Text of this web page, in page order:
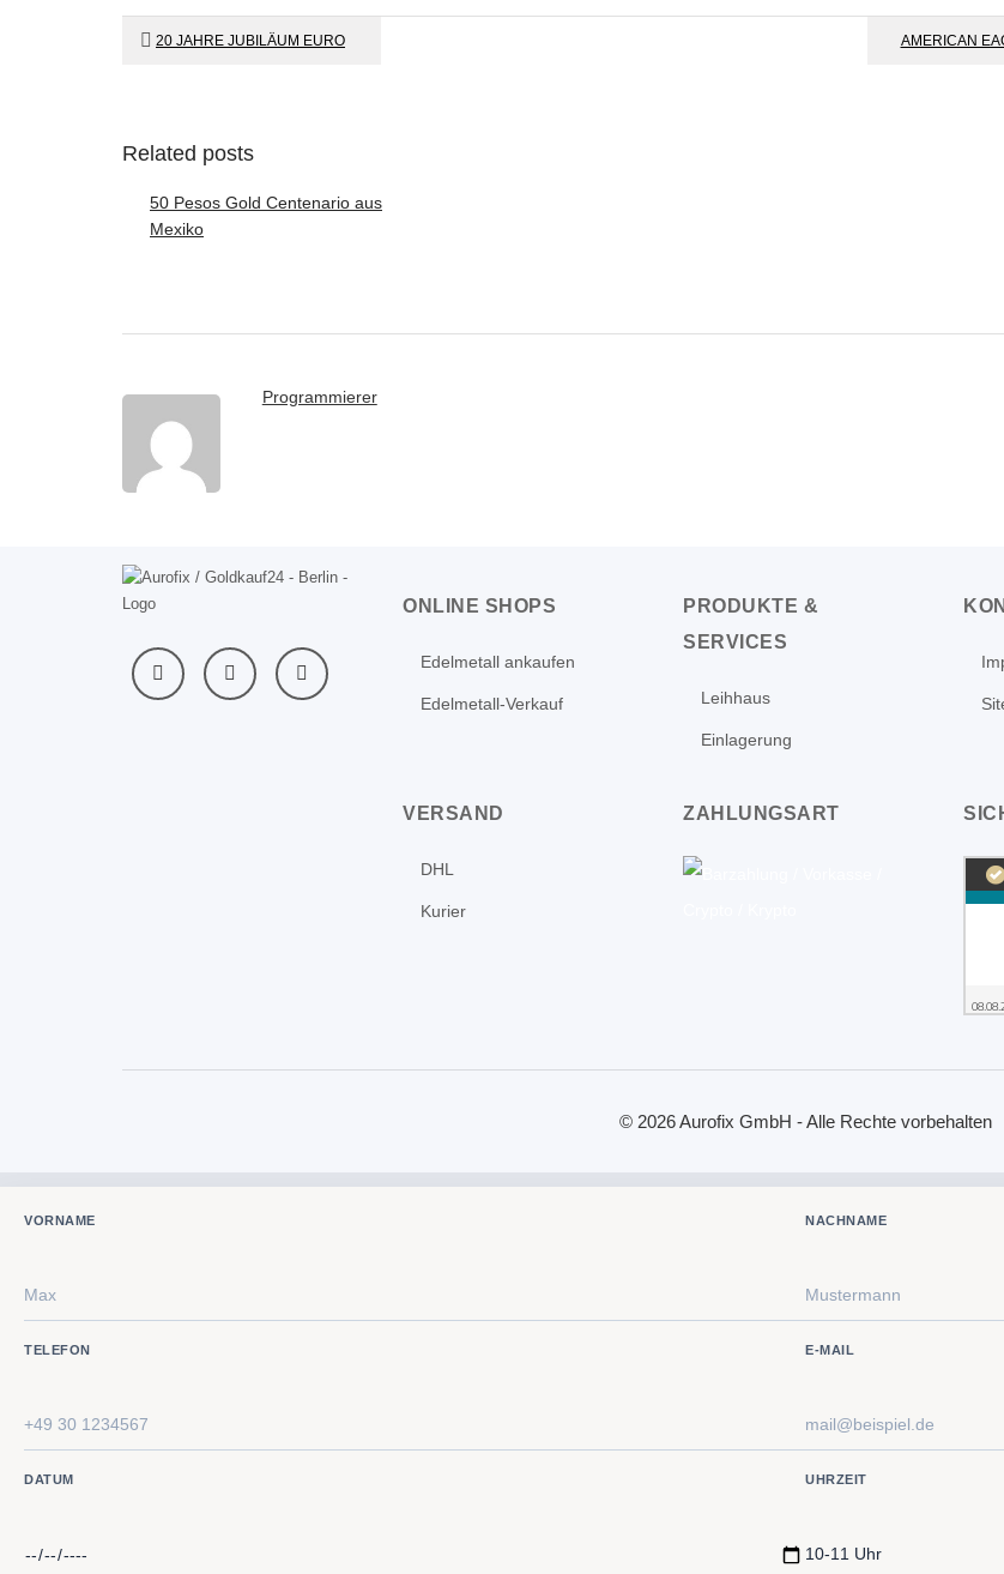
Beitragsnavigation
20 JAHRE JUBILÄUM EURO AMERICAN
Related posts
50 Pesos Gold Centenario aus
Mexiko
Programmierer
ONLINE SHOPS
Edelmetall ankaufen
Edelmetall-Verkauf
PRODUKTE &
SERVICES
Leihhaus
Einlagerung
VERSAND
DHL
Kurier
ZAHLUNGSART
© 2026 Aurofix GmbH - Alle Rechte vorbehalten
VORNAME NACHNAME
TELEFON E-MAIL
DATUM UHRZEIT